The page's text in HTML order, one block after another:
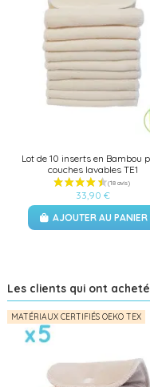
Lot de 10 inserts en Bambou
couches lavables TE1
33,90 €
AJOUTER AU PANIER
Les clients qui ont
MATÉRIAUX CERTIFIÉS OEKO TEX